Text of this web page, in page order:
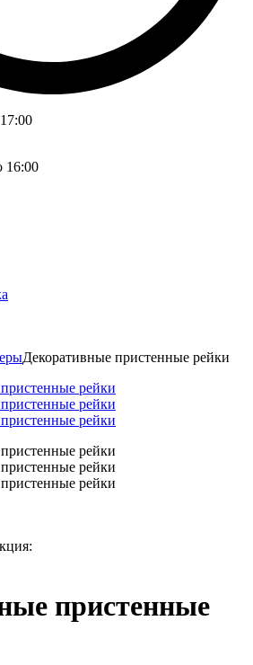
16:00
Декоративные пристенные рейки
пристенные